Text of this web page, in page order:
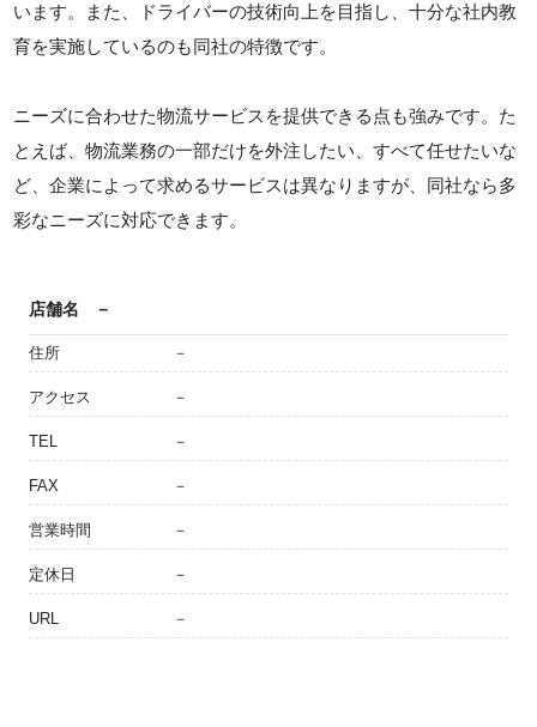
います。また、ドライバーの技術向上を目指し、十分な社内教
育を実施しているのも同社の特徴です。
ニーズに合わせた物流サービスを提供できる点も強みです。た
とえば、物流業務の一部だけを外注したい、すべて任せたいな
ど、企業によって求めるサービスは異なりますが、同社なら多
彩なニーズに対応できます。
店舗名 －
住所 －
アクセス －
TEL －
FAX －
営業時間 －
定休日 －
URL －